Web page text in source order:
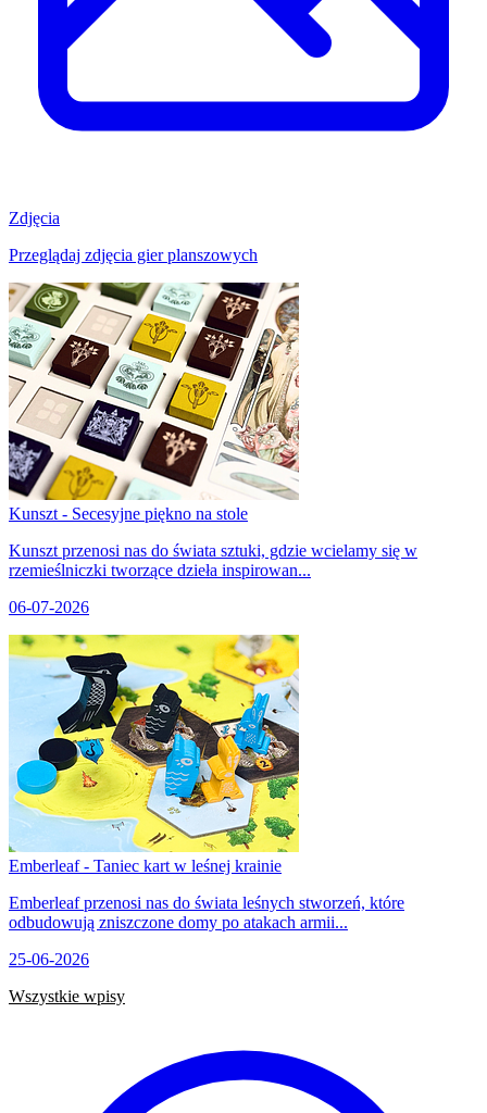
Zdjęcia
Przeglądaj zdjęcia gier planszowych
Kunszt - Secesyjne piękno na stole
Kunszt przenosi nas do świata sztuki, gdzie wcielamy się w
rzemieślniczki tworzące dzieła inspirowan...
06-07-2026
Emberleaf - Taniec kart w leśnej krainie
Emberleaf przenosi nas do świata leśnych stworzeń, które
odbudowują zniszczone domy po atakach armii...
25-06-2026
Wszystkie wpisy